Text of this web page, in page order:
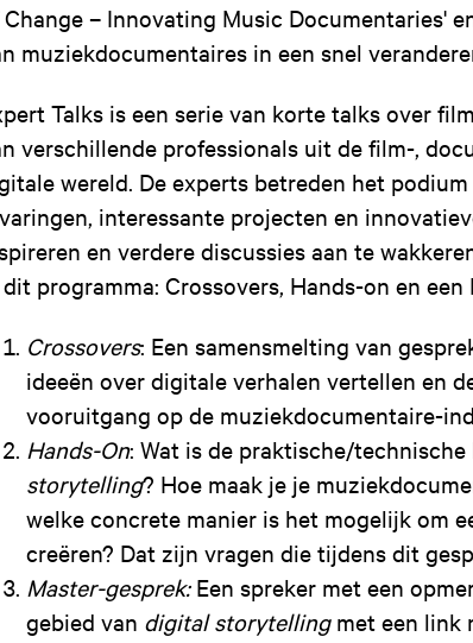
– Innovating Music Documentaries'
muziekdocumentaires in een snel
Talks is een serie van korte talks over
verschillende professionals uit de film-,
wereld. De experts betreden het
interessante projecten en
en verdere discussies aan te
programma: Crossovers, Hands-on en een
Crossovers: Een samensmelting van
ideeën over digitale verhalen vertellen en
vooruitgang op de muziekdocumentaire-
Hands-On: Wat is de praktische/technische
storytelling? Hoe maak je je
welke concrete manier is het mogelijk om
creëren? Dat zijn vragen die tijdens dit
Master-gesprek: Een spreker met een
gebied van digital storytellingmet een link